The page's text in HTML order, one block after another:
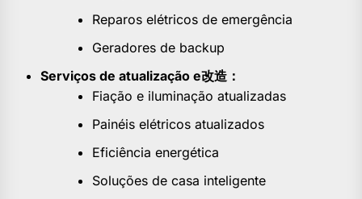
Reparos elétricos de emergência
Geradores de backup
Serviços de atualização e改造：
Fiação e iluminação atualizadas
Painéis elétricos atualizados
Eficiência energética
Soluções de casa inteligente